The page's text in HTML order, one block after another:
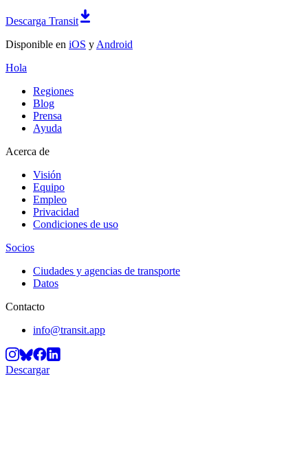
Descarga Transit
Disponible en iOS y Android
Hola
Regiones
Blog
Prensa
Ayuda
Acerca de
Visión
Equipo
Empleo
Privacidad
Condiciones de uso
Socios
Ciudades y agencias de transporte
Datos
Contacto
info@transit.app
Descargar